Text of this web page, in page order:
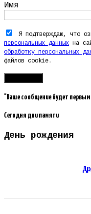
Имя
Я подтверждаю, что
персональных данных на
обработку персональных
файлов cookie.
"Ваше сообщение будет
Сегодня дни памяти
День рождения